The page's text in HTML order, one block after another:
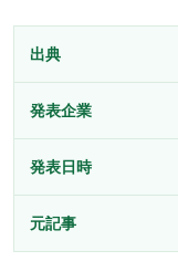
出典
発表企業
発表日時
元記事